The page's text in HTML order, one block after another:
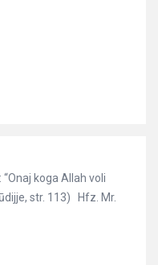
koga Allah voli
str. 113) Hfz. Mr.